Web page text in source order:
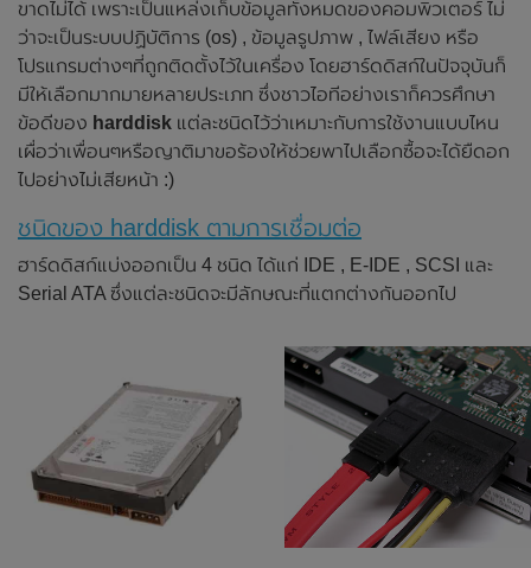
ขาดไม่ได้ เพราะเป็นแหล่งเก็บข้อมูลทั้งหมดของคอมพิวเตอร์ ไม่
ว่าจะเป็นระบบปฏิบัติการ (os) , ข้อมูลรูปภาพ , ไฟล์เสียง หรือ
โปรแกรมต่างๆที่ถูกติดตั้งไว้ในเครื่อง โดยฮาร์ดดิสก์ในปัจจุบันก็
มีให้เลือกมากมายหลายประเภท ซึ่งชาวไอทีอย่างเราก็ควรศึกษา
ข้อดีของ harddisk แต่ละชนิดไว้ว่าเหมาะกับการใช้งานแบบไหน
เผื่อว่าเพื่อนๆหรือญาติมาขอร้องให้ช่วยพาไปเลือกซื้อจะได้ยืดอก
ไปอย่างไม่เสียหน้า :)
ชนิดของ harddisk ตามการเชื่อมต่อ
ฮาร์ดดิสก์แบ่งออกเป็น 4 ชนิด ได้แก่ IDE , E-IDE , SCSI และ
Serial ATA ซึ่งแต่ละชนิดจะมีลักษณะที่แตกต่างกันออกไป